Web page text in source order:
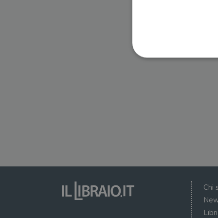
Chi
I cookie strettamente
wordpress_sec_[hash]
CookieScriptConsent